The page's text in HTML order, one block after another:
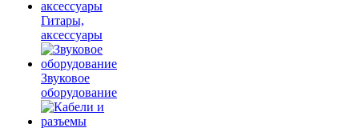
Гитары,
аксессуары
Звуковое
оборудование